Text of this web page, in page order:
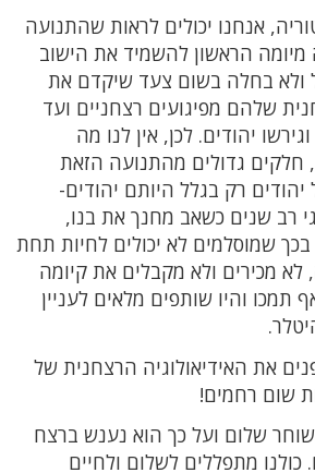
אנחנו יכולים לראות שהתנועה
הראשון להשמיד את הישוב
ולא בחלה בשום צעד שיקדם את
שלהם מפיגועים רצחניים ועד
יהודים. לכן, אין לנו מה
גדולים מהתנועה הזאת
יהודים רק בגלל היותם יהודים-
רב שנים כשאב מחנך את בנו,
שמוסלמים לא יכולים לחיות תחת
לא מכירים ולא מקבלים את קיומה
תמכו והיו שותפים מלאים לעניין
את האידיאולוגיה הרצחנית של
שום רחמים!
שלום ועל כך הוא נענש ברצח
כולנו מתפללים לשלום ולחיים